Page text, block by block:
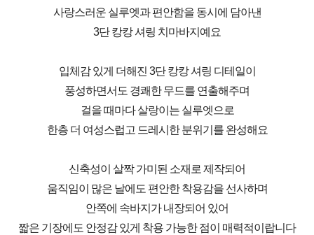
사랑스러운 실루엣과 편안함을 동시에 담아낸
3단 캉캉 셔링 치마바지예요
입체감 있게 더해진 3단 캉캉 셔링 디테일이
풍성하면서도 경쾌한 무드를 연출해주며
걸을 때마다 살랑이는 실루엣으로
한층 더 여성스럽고 드레시한 분위기를 완성해요
신축성이 살짝 가미된 소재로 제작되어
움직임이 많은 날에도 편안한 착용감을 선사하며
안쪽에 속바지가 내장되어 있어
짧은 기장에도 안정감 있게 착용 가능한 점이 매력적이랍니다